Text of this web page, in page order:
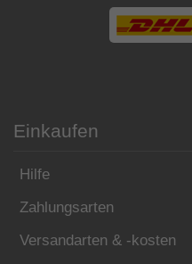
Einkaufen
Hilfe
Zahlungsarten
Versandarten & -kosten